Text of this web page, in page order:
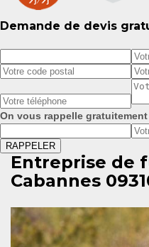
Demande de devis
On vous rappelle gratuitement
Entreprise de
Cabannes